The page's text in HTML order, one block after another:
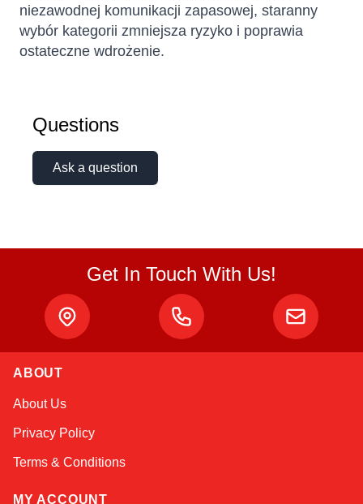
niezawodnej komunikacji zapasowej, staranny
wybór kategorii zmniejsza ryzyko i poprawia
ostateczne wdrożenie.
Questions
Ask a question
Get In Touch With Us!
ABOUT
About Us
Privacy Policy
Terms & Conditions
MY ACCOUNT